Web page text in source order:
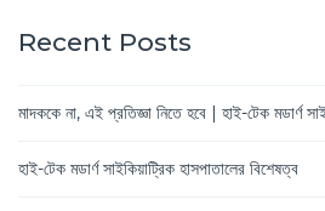
Recent Posts
মাদককে না, এই প্রতিজ্ঞা নিতে হবে | হাই-টেক মডার্ণ
হাই-টেক মডার্ণ সাইকিয়াট্রিক হাসপাতালের বিশেষত্ব